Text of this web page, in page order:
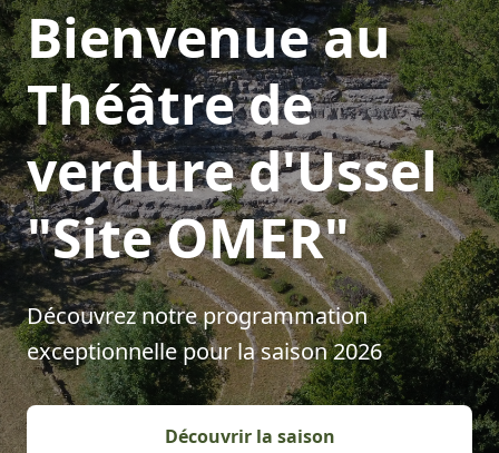
Bienvenue au
Théâtre de
verdure d'Ussel
"Site OMER"
Découvrez notre programmation
exceptionnelle pour la saison2026
Découvrir la saison